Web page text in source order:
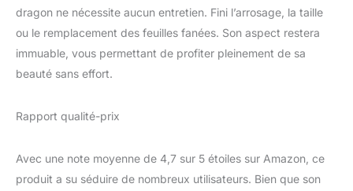
dragon ne nécessite aucun entretien. Fini l’arrosage, la taille
ou le remplacement des feuilles fanées. Son aspect restera
immuable, vous permettant de profiter pleinement de sa
beauté sans effort.
Rapport qualité-prix
Avec une note moyenne de 4,7 sur 5 étoiles sur Amazon, ce
produit a su séduire de nombreux utilisateurs. Bien que son